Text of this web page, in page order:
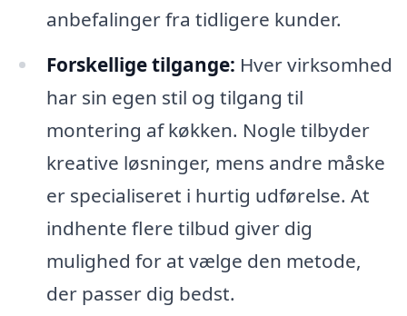
anbefalinger fra tidligere kunder.
Forskellige tilgange: Hver virksomhed
har sin egen stil og tilgang til
montering af køkken. Nogle tilbyder
kreative løsninger, mens andre måske
er specialiseret i hurtig udførelse. At
indhente flere tilbud giver dig
mulighed for at vælge den metode,
der passer dig bedst.